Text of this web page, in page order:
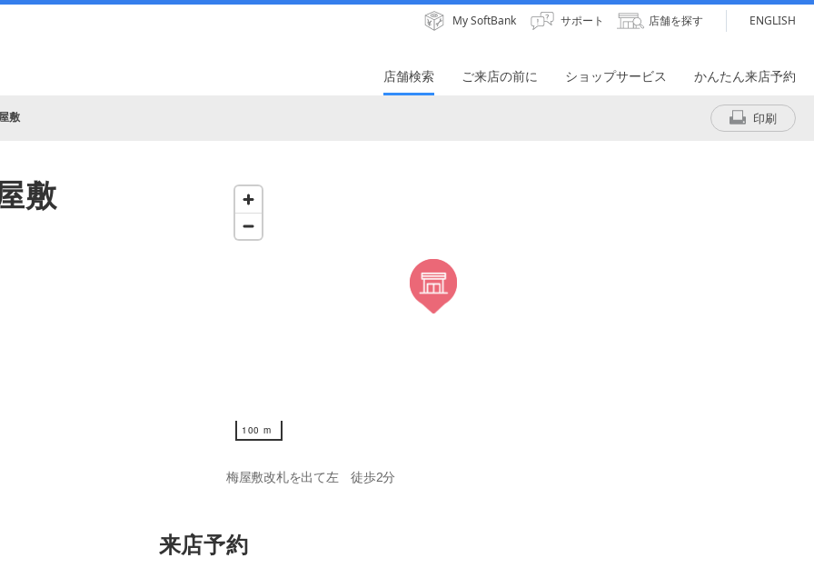
My SoftBank サポート 店舗を探す ENGLISH
店舗検索 ご来店の前に ショップサービス かんたん来店予約
敷 印刷
敷
100 m
100 m
梅屋敷改札を出て左 徒歩2分
来店予約